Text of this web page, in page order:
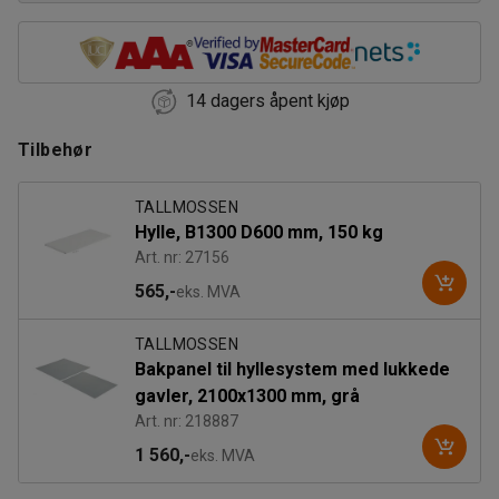
14 dagers åpent kjøp
Tilbehør
TALLMOSSEN
Hylle, B1300 D600 mm, 150 kg
Art. nr: 27156
565,-eks. MVA
TALLMOSSEN
Bakpanel til hyllesystem med lukkede
gavler, 2100x1300 mm, grå
Art. nr: 218887
1 560,-eks. MVA